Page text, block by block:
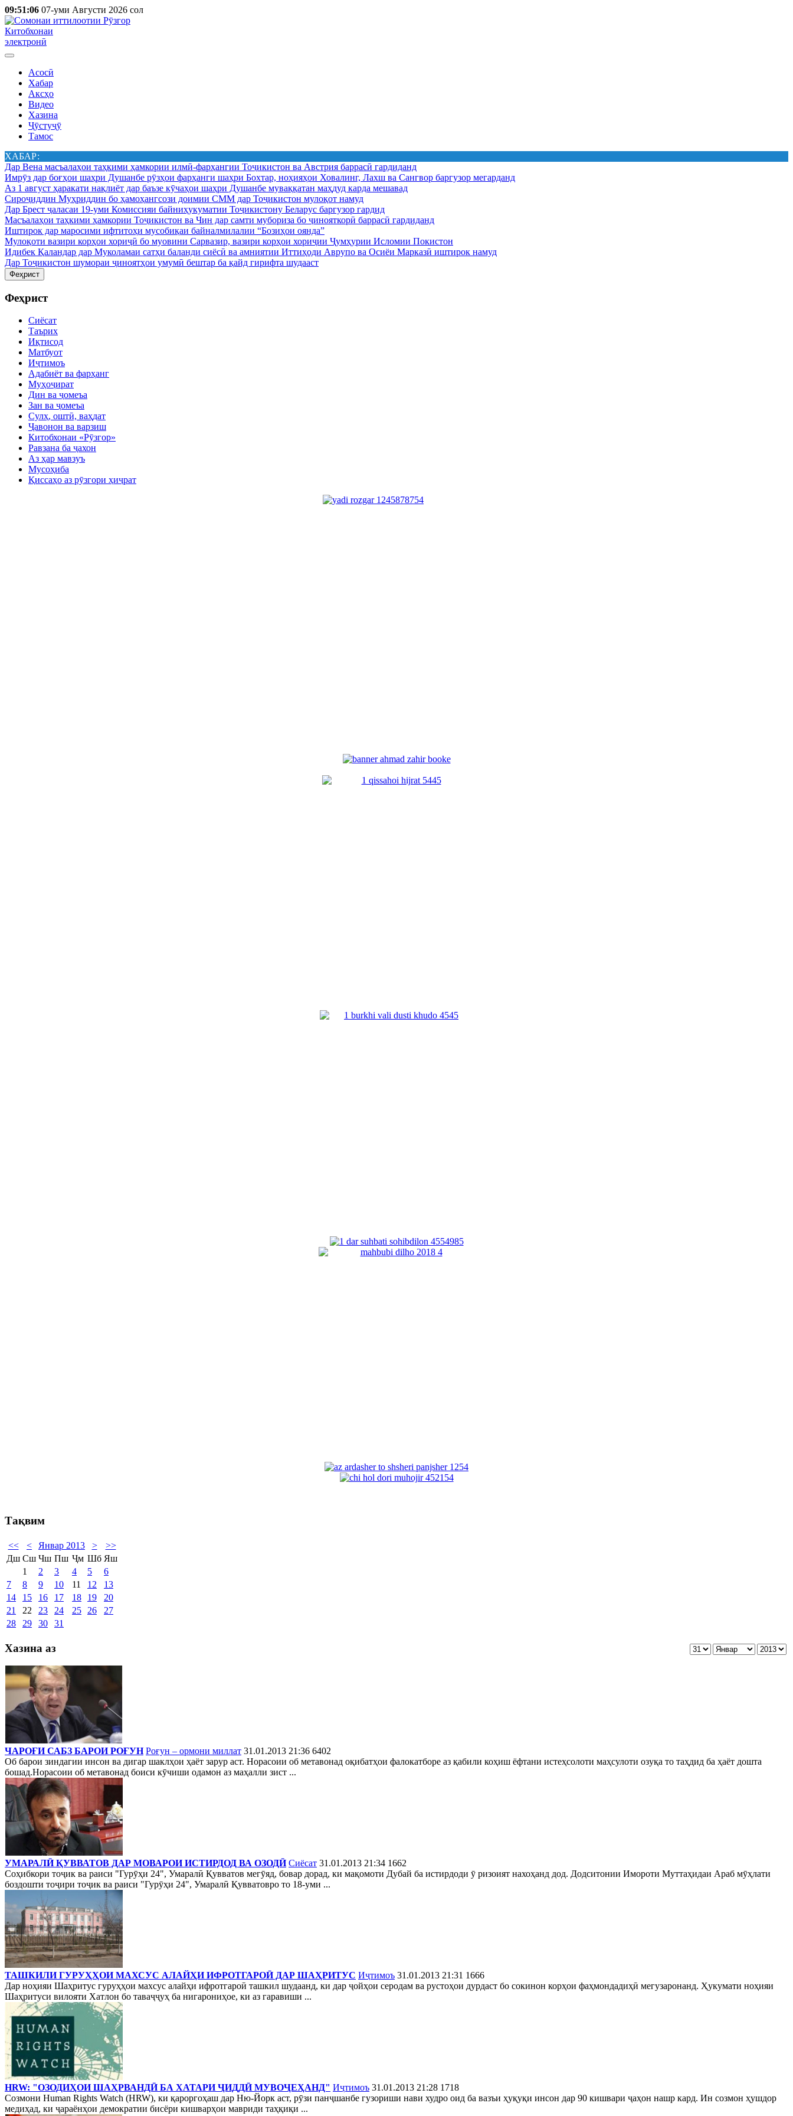
09:51:06 07-уми Августи 2026 сол
Китобхонаи
электронӣ
Асосӣ
Хабар
Аксҳо
Видео
Хазина
Ҷӯстуҷӯ
Тамос
ХАБАР:
Дар Вена масъалаҳои таҳкими ҳамкории илмӣ-фарҳангии Тоҷикистон ва Австрия баррасӣ гардиданд
Имрӯз дар боғҳои шаҳри Душанбе рӯзҳои фарҳанги шаҳри Бохтар, ноҳияҳои Ховалинг, Лахш ва Сангвор баргузор мегарданд
Аз 1 август ҳаракати нақлиёт дар баъзе кӯчаҳои шаҳри Душанбе муваққатан маҳдуд карда мешавад
Сироҷиддин Муҳриддин бо ҳамоҳангсози доимии СММ дар Тоҷикистон мулоқот намуд
Дар Брест ҷаласаи 19-уми Комиссияи байниҳукуматии Тоҷикистону Беларус баргузор гардид
Масъалаҳои таҳкими ҳамкории Тоҷикистон ва Чин дар самти мубориза бо ҷинояткорӣ баррасӣ гардиданд
Иштирок дар маросими ифтитоҳи мусобиқаи байналмилалии “Бозиҳои оянда”
Мулоқоти вазири корҳои хориҷӣ бо муовини Сарвазир, вазири корҳои хориҷии Ҷумҳурии Исломии Покистон
Идибек Қаландар дар Муколамаи сатҳи баланди сиёсӣ ва амниятии Иттиҳоди Аврупо ва Осиёи Марказӣ иштирок намуд
Дар Тоҷикистон шумораи ҷиноятҳои умумӣ бештар ба қайд гирифта шудааст
Феҳрист
Феҳрист
Сиёсат
Таърих
Иқтисод
Матбуот
Иҷтимоъ
Адабиёт ва фарҳанг
Муҳоҷират
Дин ва ҷомеъа
Зан ва ҷомеъа
Сулҳ, оштӣ, ваҳдат
Ҷавонон ва варзиш
Китобхонаи «Рӯзгор»
Равзана ба ҷахон
Аз ҳар мавзуъ
Мусоҳиба
Қиссаҳо аз рӯзгори ҳиҷрат
Тақвим
<< < Январ 2013 >
>>
Дш Сш Чш Пш Ҷм Шб Яш
1
2 3 4 5
6
7
8 9 10 11 12
13
14
15 16 17 18 19
20
21
22 23 24 25 26
27
28
29 30 31
Хазина аз
ЧАРОҒИ САБЗ БАРОИ РОҒУН Роғун – ормони миллат 31.01.2013 21:36 6402
Об барои зиндагии инсон ва дигар шаклҳои ҳаёт зарур аст. Норасоии об метавонад оқибатҳои фалокатборе аз қабили коҳиш ёфтани истеҳсолоти маҳсулоти озуқа то таҳдид ба ҳаёт дошта
бошад.Норасоии об метавонад боиси кӯчиши одамон аз маҳалли зист ...
УМАРАЛӢ ҚУВВАТОВ ДАР МОВАРОИ ИСТИРДОД ВА ОЗОДӢ Сиёсат 31.01.2013 21:34 1662
Соҳибкори тоҷик ва раиси "Гурӯҳи 24", Умаралӣ Қувватов мегӯяд, бовар дорад, ки мақомоти Дубай ба истирдоди ӯ ризоият нахоҳанд дод. Додситонии Имороти Муттаҳидаи Араб мӯҳлати
боздошти тоҷири тоҷик ва раиси "Гурӯҳи 24", Умаралӣ Қувватовро то 18-уми ...
ТАШКИЛИ ГУРУҲҲОИ МАХСУС АЛАЙҲИ ИФРОТГАРОӢ ДАР ШАҲРИТУС Иҷтимоъ 31.01.2013 21:31 1666
Дар ноҳияи Шаҳритус гуруҳҳои махсус алайҳи ифротгароӣ ташкил шудаанд, ки дар ҷойҳои серодам ва рустоҳои дурдаст бо сокинон корҳои фаҳмондадиҳӣ мегузаронанд. Ҳукумати ноҳияи
Шаҳритуси вилояти Хатлон бо таваҷҷуҳ ба нигарониҳое, ки аз гаравиши ...
HRW: "ОЗОДИҲОИ ШАҲРВАНДӢ БА ХАТАРИ ҶИДДӢ МУВОҶЕҲАНД" Иҷтимоъ 31.01.2013 21:28 1718
Созмони Human Rights Watch (HRW), ки қароргоҳаш дар Ню-Йорк аст, рӯзи панҷшанбе гузориши нави худро оид ба вазъи ҳуқуқи инсон дар 90 кишвари ҷаҳон нашр кард. Ин созмон ҳушдор
медиҳад, ки ҷараёнҳои демократии бисёри кишварҳои мавриди таҳқиқи ...